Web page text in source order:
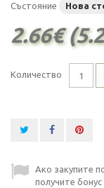
Състояние Нова
2.66€
Количество
Ако закупите
получите